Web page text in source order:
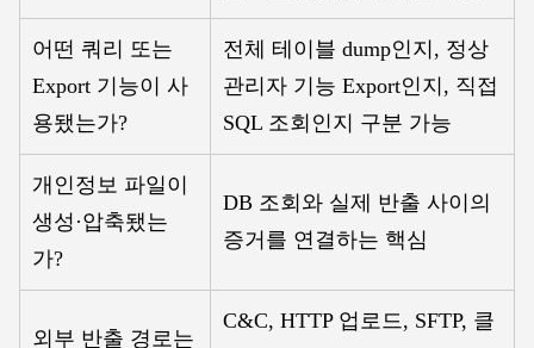
어떤 쿼리 또는
Export 기능이 사
용됐는가?
전체 테이블 dump인지, 정상
관리자 기능 Export인지, 직접
SQL 조회인지 구분 가능
개인정보 파일이
생성·압축됐는
가?
DB 조회와 실제 반출 사이의
증거를 연결하는 핵심
외부 반출 경로는
C&C, HTTP 업로드, SFTP, 클